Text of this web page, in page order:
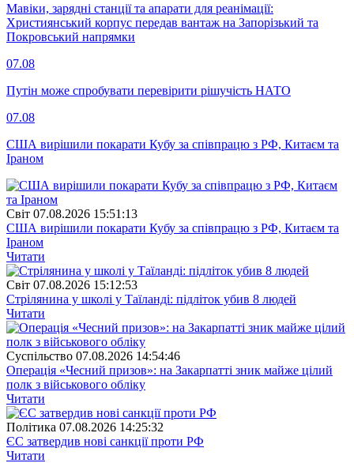
Мавіки, зарядні станції та апарати для реанімації:
Християнський корпус передав вантаж на Запорізький та
Покровський напрямки
07.08
Путін може спробувати перевірити рішучість НАТО
07.08
США вирішили покарати Кубу за співпрацю з РФ, Китаєм та
Іраном
Свiт 07.08.2026 15:51:13
США вирішили покарати Кубу за співпрацю з РФ, Китаєм та
Іраном
Читати
Свiт 07.08.2026 15:12:53
Стрілянина у школі у Таїланді: підліток убив 8 людей
Читати
Суспiльство 07.08.2026 14:54:46
Операція «Чесний призов»: на Закарпатті зник майже цілий
полк з військового обліку
Читати
Полiтика 07.08.2026 14:25:32
ЄС затвердив нові санкції проти РФ
Читати